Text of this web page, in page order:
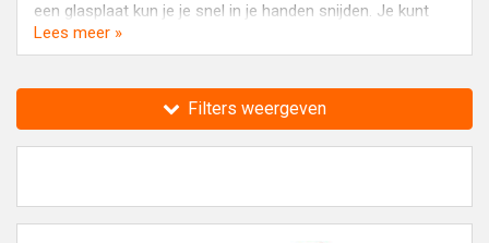
een glasplaat kun je je snel in je handen snijden. Je kunt
natuurlijk dikke werkhandschoenen dragen, maar dat
maakt het werken met glasplaten er niet eenvoudiger op.
eenvoudig en efficiënt op. Door een glasdrager op de
glasplaat te zetten en de hendels over te halen zuigt de
glasdrager zich op de glasplaat vast en is deze eenvoudig
Lees meer »
Filters weergeven